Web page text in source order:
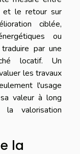
et le retour sur
ciblée,
ou
par une
locatif. Un
les travaux
l'usage
valeur à long
valorisation
la